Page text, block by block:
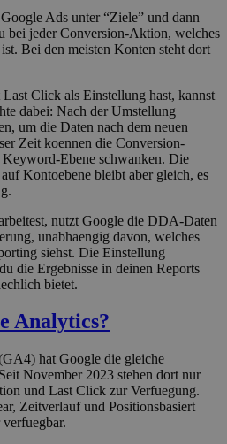
Ads unter “Ziele” und dann
bei jeder Conversion-Aktion, welches
Bei den meisten Konten steht dort
Click als Einstellung hast, kannst
dabei: Nach der Umstellung
um die Daten nach dem neuen
Zeit koennen die Conversion-
Ebene schwanken. Die
Kontoebene bleibt aber gleich, es
nutzt Google die DDA-Daten
unabhaengig davon, welches
siehst. Die Einstellung
die Ergebnisse in deinen Reports
bietet.
Analytics?
hat Google die gleiche
November 2023 stehen dort nur
und Last Click zur Verfuegung.
Zeitverlauf und Positionsbasiert